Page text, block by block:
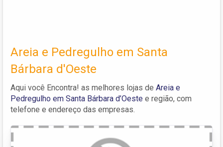
Areia e Pedregulho em Santa
Bárbara d'Oeste
Aqui você Encontra! as melhores lojas de Areia e
Pedregulho em Santa Bárbara d’Oeste e região, com
telefone e endereço das empresas.